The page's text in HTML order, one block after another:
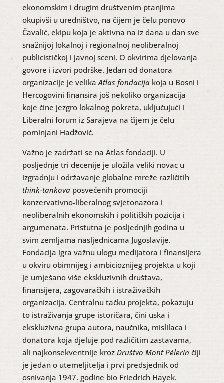
ekonomskim i drugim društvenim ptanjima
okupivši u uredništvo, na čijem je čelu ponovo
Čavalić, ekipu koja je aktivna na iz dana u dan sve
snažnijoj lokalnoj i regionalnoj neoliberalnoj
publicističkoj i javnoj sceni. O okvirima djelovanja
govore i izvori podrške. Jedan od donatora
organizacije je velikaAtlas fondacija koja u Bosni i
Hercogovini finansira još nekoliko organizacija
koje čine jezgro lokalnog pokreta, uključujući i
Liberalni forum iz Sarajeva na čijem je čelu
pominjani Hadžović.
Važno je zadržati se na Atlas fondaciji. U
posljednje tri decenije je uložila veliki novac u
izgradnju i održavanje globalne mreže različitih
think-tankovaposvećenih promociji
konzervativno-liberalnog svjetonazora i
neoliberalnih ekonomskih i političkih pozicija i
argumenata. Pristutna je posljednjih godina u
svim zemljama nasljednicama Jugoslavije.
Fondacija igra važnu ulogu medijatora i finansijera
u okviru obimnijeg i ambicioznijeg projekta u koji
je umješano više ekskluzivnih društava,
finansijera, zagovaračkih i istraživačkih
organizacija. Centralnu tačku projekta, pokazuju
to istraživanja grupe istoričara, čini uska i
ekskluzivna grupa autora, naučnika, mislilaca i
donatora koja djeluje pod različitim zastavama,
ali najkonsekventnije kroz Društvo Mont Pèlerin čiji
je jedan o utemeljitelja i prvi predsjednik od
osnivanja 1947. godine bio Friedrich Hayek.